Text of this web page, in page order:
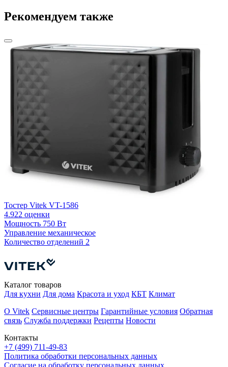
Рекомендуем также
Тостер Vitek VT-1586
4.922 оценки
Мощность 750 Вт
Управление механическое
Количество отделений 2
Контакты
+7 (499) 711-49-83
Каталог товаров
Для кухни Для дома Красота и уход КБТ Климат
О Vitek Сервисные центры Гарантийные условия Обратная
связь Служба поддержки Рецепты Новости
Политика обработки персональных данных